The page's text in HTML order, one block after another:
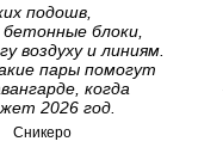
подошв,
блоки,
воздуху и линиям.
пары помогут
когда
2026 год.
Сникеро